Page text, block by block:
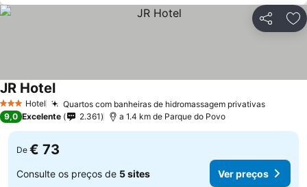
Partilhar
3 EstrelasHotel Quartos com banheiras de hidromassagem privativas
JR Hotel
9,0 Excelente 2.361 a 1.4 km de Parque do Povo
De € 73
Consulte os preços de 5 sites Ver preços